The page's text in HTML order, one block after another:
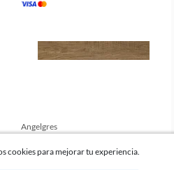
Angelgres
marrón mate 19 x 120 cm
cookies para mejorar tu experiencia.